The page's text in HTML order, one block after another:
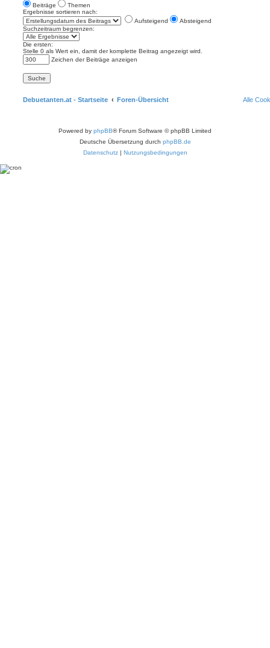
Beiträge
Themen
Ergebnisse sortieren nach:
Aufsteigend
Absteigend
Suchzeitraum begrenzen:
Die ersten:
Stelle 0 als Wert ein, damit der komplette Beitrag angezeigt wird.
Zeichen der Beiträge anzeigen
Debuetanten.at - Startseite Foren-Übersicht Alle
Powered by phpBB® Forum Software © phpBB Limited
Deutsche Übersetzung durch phpBB.de
Datenschutz| Nutzungsbedingungen